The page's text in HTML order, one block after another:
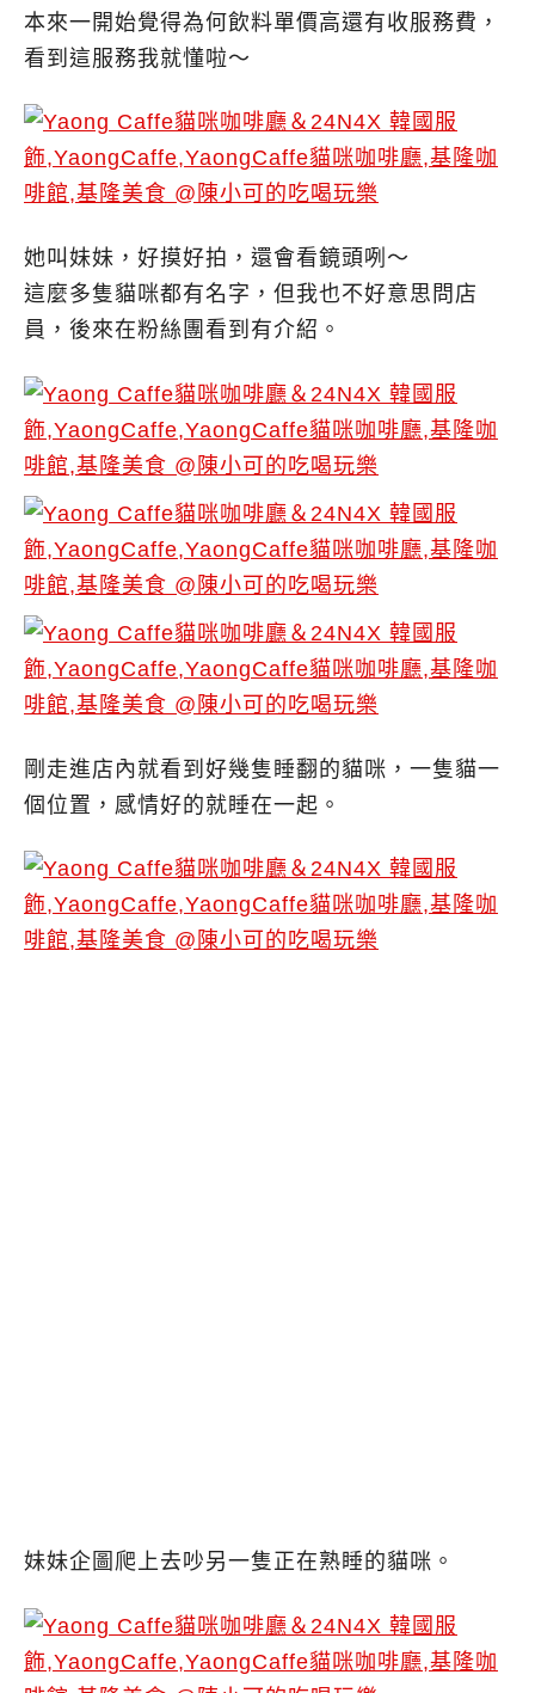
本來一開始覺得為何飲料單價高還有收服務費，
看到這服務我就懂啦～
她叫妹妹，好摸好拍，還會看鏡頭咧～
這麼多隻貓咪都有名字，但我也不好意思問店
員，後來在粉絲團看到有介紹。
剛走進店內就看到好幾隻睡翻的貓咪，一隻貓一
個位置，感情好的就睡在一起。
妹妹企圖爬上去吵另一隻正在熟睡的貓咪。